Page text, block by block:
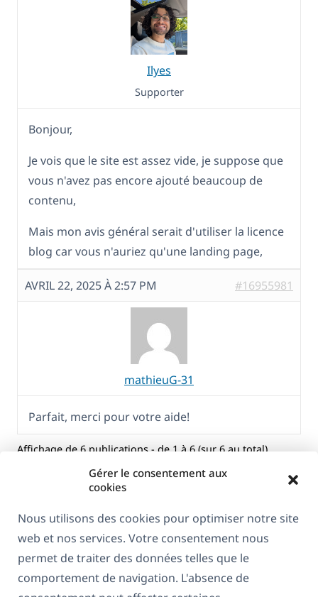
Gérer le consentement aux
cookies
Nous utilisons des cookies pour optimiser notre site
web et nos services. Votre consentement nous
permet de traiter des données telles que le
comportement de navigation. L'absence de
Ilyes
Supporter
Bonjour,
Je vois que le site est assez vide, je suppose que
vous n'avez pas encore ajouté beaucoup de
contenu,
Mais mon avis général serait d'utiliser la licence
blog car vous n'auriez qu'une landing page,
AVRIL 22, 2025 À 2:57 PM #16955981
mathieuG-31
Parfait, merci pour votre aide!
Affichage de 6 publications - de 1 à 6 (sur 6 au total)